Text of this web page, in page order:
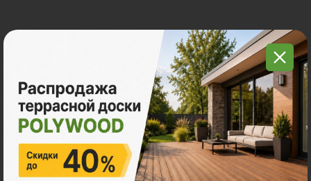
Ответы на часто
задаваемые вопросы
Как выбрать ступени из ДПК для своего
проекта?
Размер и нагрузка :Уточните габариты и
количество людей, которые будут использовать